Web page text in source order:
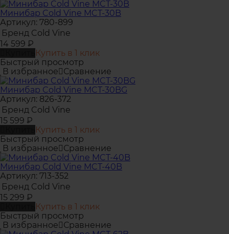
Минибар Cold Vine MCT-30B
Артикул: 780-899
Бренд Cold Vine
14 599 ₽
Купить в 1 клик
Быстрый просмотр
В избранное
Сравнение
Минибар Cold Vine MCT-30BG
Артикул: 826-372
Бренд Cold Vine
15 599 ₽
Купить в 1 клик
Быстрый просмотр
В избранное
Сравнение
Минибар Cold Vine MCT-40B
Артикул: 713-352
Бренд Cold Vine
15 299 ₽
Купить в 1 клик
Быстрый просмотр
В избранное
Сравнение